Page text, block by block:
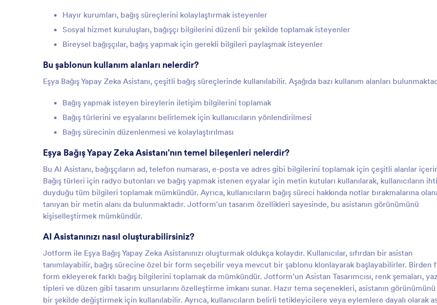
Hayır kurumları, bağış süreçlerini kolaylaştırmak isteyenler
Sosyal hizmet kuruluşları, bağışçı bilgilerini düzenli bir şekilde toplamak isteyenler
Bireysel bağışçılar, bağış yapmak için gerekli bilgileri paylaşmak isteyenler
Bu şablonun kullanım alanları nelerdir?
Eşya Bağış Yapay Zeka Asistanı, çeşitli bağış süreçlerinde kullanılabilir. Aşağıda bazı kullanım alanları
Bağış yapmak isteyen bireylerin iletişim bilgilerini toplamak
Bağış türlerini ve eşyalarını belirlemek için kullanıcıların yönlendirilmesi
Bağış sürecinin düzenlenmesi ve kolaylaştırılması
Eşya Bağış Yapay Zeka Asistanı'nın temel bileşenleri nelerdir?
Bu AI Asistanı, bağışçıların ad, telefon numarası, e-posta ve adres gibi bilgilerini toplamak için çeşitli alanlar
Bağış türleri için radyo butonları ve bağış yapmak istenen eşyalar için metin kutuları kullanılarak, kullanıcıların
duyduğu tüm bilgileri toplamak mümkündür. Ayrıca, kullanıcıların bağış süreci hakkında notlar bırakmalarına
tanıyan bir metin alanı da bulunmaktadır. Jotform'un tasarım özellikleri sayesinde, bu asistanın görünümünü
kişiselleştirmek mümkündür.
AI Asistanınızı nasıl oluşturabilirsiniz?
Jotform ile Eşya Bağış Yapay Zeka Asistanınızı oluşturmak oldukça kolaydır. Kullanıcılar, sıfırdan bir asistan
tanımlayabilir, bağış sürecine özel bir form seçebilir veya mevcut bir şablonu klonlayarak başlayabilirler. Birden
form ekleyerek farklı bağış bilgilerini toplamak da mümkündür. Jotform’un Asistan Tasarımcısı, renk şemaları,
tipleri ve düzen gibi tasarım unsurlarını özelleştirme imkanı sunar. Hazır tema seçenekleri, asistanın görünümünü
bir şekilde değiştirmek için kullanılabilir. Ayrıca, kullanıcıların belirli tetikleyicilere veya eylemlere dayalı olarak